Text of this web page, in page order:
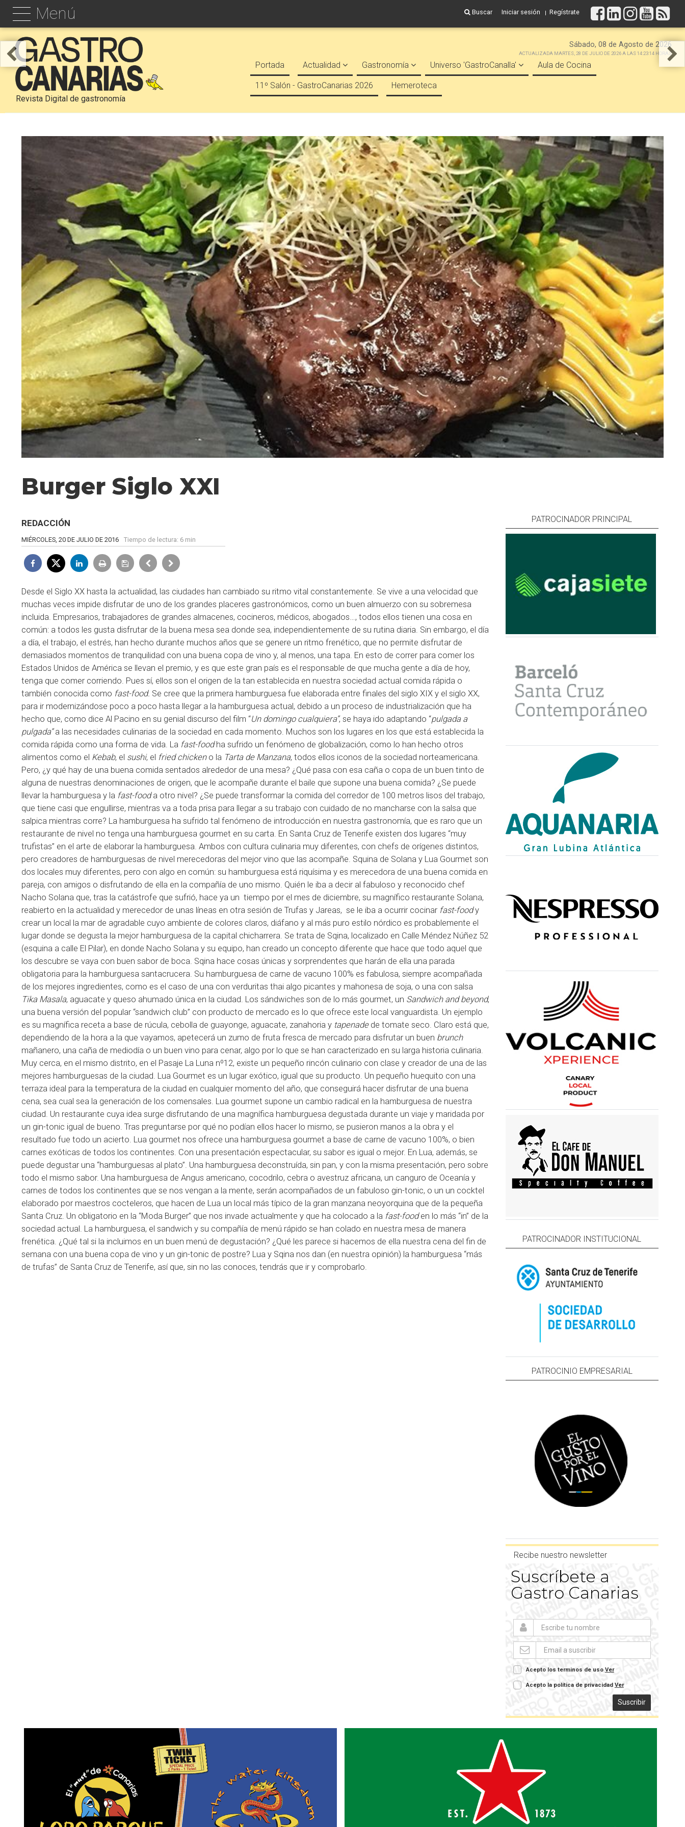
Menú Buscar Iniciar sesión Regístrate
Revista Digital de gastronomía
Sábado, 08 de Agosto de 2026
ACTUALIZADA MARTES, 28 DE JULIO DE 2026 A LAS 14:23:14 HORAS
Portada Actualidad Gastronomía Universo 'GastroCanalla' Aula de Cocina
11º Salón - GastroCanarias 2026 Hemeroteca
Burger Siglo XXI
REDACCIÓN
MIÉRCOLES, 20 DE JULIO DE 2016 Tiempo de lectura: 6 min
Desde el Siglo XX hasta la actualidad, las ciudades han cambiado su ritmo vital constantemente. Se vive a una velocidad que
muchas veces impide disfrutar de uno de los grandes placeres gastronómicos, como un buen almuerzo con su sobremesa
incluida. Empresarios, trabajadores de grandes almacenes, cocineros, médicos, abogados…, todos ellos tienen una cosa en
común: a todos les gusta disfrutar de la buena mesa sea donde sea, independientemente de su rutina diaria. Sin embargo, el día
a día, el trabajo, el estrés, han hecho durante muchos años que se genere un ritmo frenético, que no permite disfrutar de
demasiados momentos de tranquilidad con una buena copa de vino y, al menos, una tapa. En esto de correr para comer los
Estados Unidos de América se llevan el premio, y es que este gran país es el responsable de que mucha gente a día de hoy,
tenga que comer corriendo. Pues sí, ellos son el origen de la tan establecida en nuestra sociedad actual comida rápida o
también conocida como fast-food. Se cree que la primera hamburguesa fue elaborada entre finales del siglo XIX y el siglo XX,
para ir modernizándose poco a poco hasta llegar a la hamburguesa actual, debido a un proceso de industrialización que ha
hecho que, como dice Al Pacino en su genial discurso del film “Un domingo cualquiera”, se haya ido adaptando “pulgada a
pulgada”a las necesidades culinarias de la sociedad en cada momento. Muchos son los lugares en los que está establecida la
comida rápida como una forma de vida. La fast-foodha sufrido un fenómeno de globalización, como lo han hecho otros
alimentos como el Kebab, el sushi, el fried chickeno la Tarta de Manzana, todos ellos iconos de la sociedad norteamericana.
Pero, ¿y qué hay de una buena comida sentados alrededor de una mesa? ¿Qué pasa con esa caña o copa de un buen tinto de
alguna de nuestras denominaciones de origen, que le acompañe durante el baile que supone una buena comida? ¿Se puede
llevar la hamburguesa y la fast-fooda otro nivel? ¿Se puede transformar la comida del corredor de 100 metros lisos del trabajo,
que tiene casi que engullirse, mientras va a toda prisa para llegar a su trabajo con cuidado de no mancharse con la salsa que
salpica mientras corre? La hamburguesa ha sufrido tal fenómeno de introducción en nuestra gastronomía, que es raro que un
restaurante de nivel no tenga una hamburguesa gourmet en su carta. En Santa Cruz de Tenerife existen dos lugares “muy
trufistas” en el arte de elaborar la hamburguesa. Ambos con cultura culinaria muy diferentes, con chefs de orígenes distintos,
pero creadores de hamburguesas de nivel merecedoras del mejor vino que las acompañe. Squina de Solana y Lua Gourmet son
dos locales muy diferentes, pero con algo en común: su hamburguesa está riquísima y es merecedora de una buena comida en
pareja, con amigos o disfrutando de ella en la compañía de uno mismo. Quién le iba a decir al fabuloso y reconocido chef
Nacho Solana que, tras la catástrofe que sufrió, hace ya un tiempo por el mes de diciembre, su magnífico restaurante Solana,
reabierto en la actualidad y merecedor de unas líneas en otra sesión de Trufas y Jareas, se le iba a ocurrir cocinar fast-foody
crear un local la mar de agradable cuyo ambiente de colores claros, diáfano y al más puro estilo nórdico es probablemente el
lugar donde se degusta la mejor hamburguesa de la capital chicharrera. Se trata de Sqina, localizado en Calle Méndez Núñez 52
(esquina a calle El Pilar), en donde Nacho Solana y su equipo, han creado un concepto diferente que hace que todo aquel que
los descubre se vaya con buen sabor de boca. Sqina hace cosas únicas y sorprendentes que harán de ella una parada
obligatoria para la hamburguesa santacrucera. Su hamburguesa de carne de vacuno 100% es fabulosa, siempre acompañada
de los mejores ingredientes, como es el caso de una con verduritas thai algo picantes y mahonesa de soja, o una con salsa
Tika Masala, aguacate y queso ahumado única en la ciudad. Los sándwiches son de lo más gourmet, un Sandwich and beyond,
una buena versión del popular “sandwich club” con producto de mercado es lo que ofrece este local vanguardista. Un ejemplo
es su magnífica receta a base de rúcula, cebolla de guayonge, aguacate, zanahoria y tapenadede tomate seco. Claro está que,
dependiendo de la hora a la que vayamos, apetecerá un zumo de fruta fresca de mercado para disfrutar un buen brunch
mañanero, una caña de mediodía o un buen vino para cenar, algo por lo que se han caracterizado en su larga historia culinaria.
Muy cerca, en el mismo distrito, en el Pasaje La Luna nº12, existe un pequeño rincón culinario con clase y creador de una de las
mejores hamburguesas de la ciudad. Lua Gourmet es un lugar exótico, igual que su producto. Un pequeño huequito con una
terraza ideal para la temperatura de la ciudad en cualquier momento del año, que conseguirá hacer disfrutar de una buena
cena, sea cual sea la generación de los comensales. Lua gourmet supone un cambio radical en la hamburguesa de nuestra
ciudad. Un restaurante cuya idea surge disfrutando de una magnífica hamburguesa degustada durante un viaje y maridada por
un gin-tonic igual de bueno. Tras preguntarse por qué no podían ellos hacer lo mismo, se pusieron manos a la obra y el
resultado fue todo un acierto. Lua gourmet nos ofrece una hamburguesa gourmet a base de carne de vacuno 100%, o bien
carnes exóticas de todos los continentes. Con una presentación espectacular, su sabor es igual o mejor. En Lua, además, se
puede degustar una “hamburguesas al plato”. Una hamburguesa deconstruída, sin pan, y con la misma presentación, pero sobre
todo el mismo sabor. Una hamburguesa de Angus americano, cocodrilo, cebra o avestruz africana, un canguro de Oceanía y
carnes de todos los continentes que se nos vengan a la mente, serán acompañados de un fabuloso gin-tonic, o un un cocktel
elaborado por maestros cocteleros, que hacen de Lua un local más típico de la gran manzana neoyorquina que de la pequeña
Santa Cruz. Un obligatorio en la “Moda Burger” que nos invade actualmente y que ha colocado a la fast-fooden lo más “in” de la
sociedad actual. La hamburguesa, el sandwich y su compañía de menú rápido se han colado en nuestra mesa de manera
frenética. ¿Qué tal si la incluimos en un buen menú de degustación? ¿Qué les parece si hacemos de ella nuestra cena del fin de
semana con una buena copa de vino y un gin-tonic de postre? Lua y Sqina nos dan (en nuestra opinión) la hamburguesa “más
de trufas” de Santa Cruz de Tenerife, así que, sin no las conoces, tendrás que ir y comprobarlo.
PATROCINADOR PRINCIPAL
PATROCINADOR INSTITUCIONAL
PATROCINIO EMPRESARIAL
Recibe nuestro newsletter
Suscríbete a
Gastro Canarias
Acepto los terminos de uso Ver
Acepto la política de privacidad Ver
Suscribir